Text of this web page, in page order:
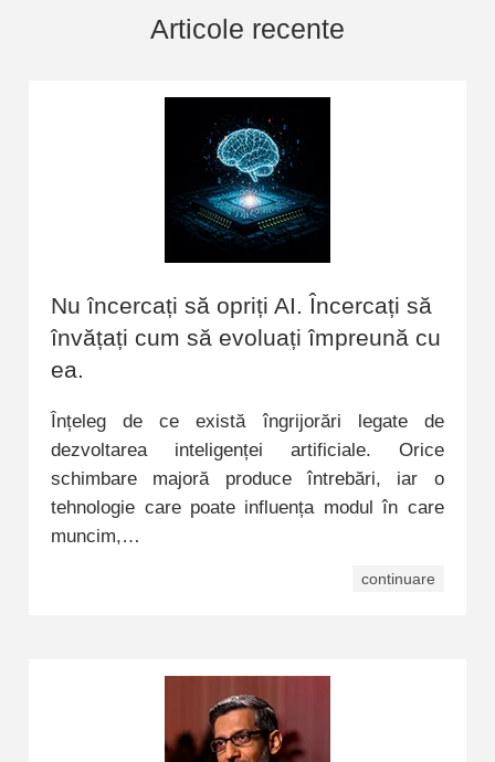
Articole recente
Nu încercați să opriți AI. Încercați să
învățați cum să evoluați împreună cu
ea.
Înțeleg de ce există îngrijorări legate de
dezvoltarea inteligenței artificiale. Orice
schimbare majoră produce întrebări, iar o
tehnologie care poate influența modul în care
muncim,…
continuare